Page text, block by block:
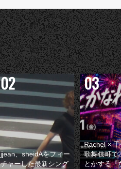
jjean、sheidAをフィー
チャーした最新シング
Rachel ×
歌舞伎町で
とかする『